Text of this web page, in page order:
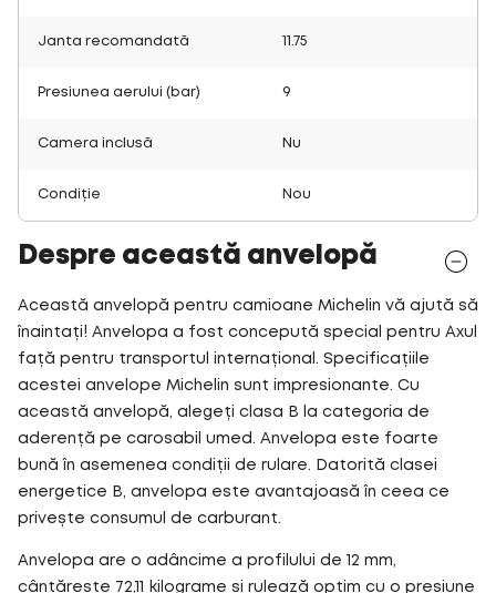
Janta recomandată 11.75
Presiunea aerului (bar) 9
Camera inclusă Nu
Condiție Nou
Despre această anvelopă
Această anvelopă pentru camioane Michelin vă ajută să
înaintați! Anvelopa a fost concepută special pentru Axul
față pentru transportul internațional. Specificațiile
acestei anvelope Michelin sunt impresionante. Cu
această anvelopă, alegeți clasa B la categoria de
aderență pe carosabil umed. Anvelopa este foarte
bună în asemenea condiții de rulare. Datorită clasei
energetice B, anvelopa este avantajoasă în ceea ce
privește consumul de carburant.
Anvelopa are o adâncime a profilului de 12 mm,
cântărește 72,11 kilograme și rulează optim cu o presiune